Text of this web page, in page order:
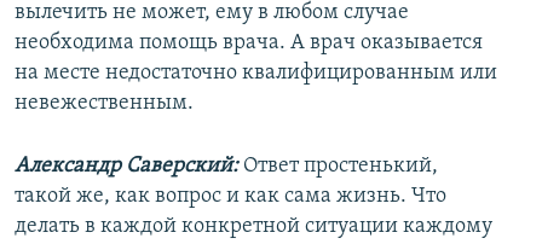
вылечить не может, ему в любом случае
необходима помощь врача. А врач оказывается
на месте недостаточно квалифицированным или
невежественным.
Александр Саверский:Ответ простенький,
такой же, как вопрос и как сама жизнь. Что
делать в каждой конкретной ситуации каждому